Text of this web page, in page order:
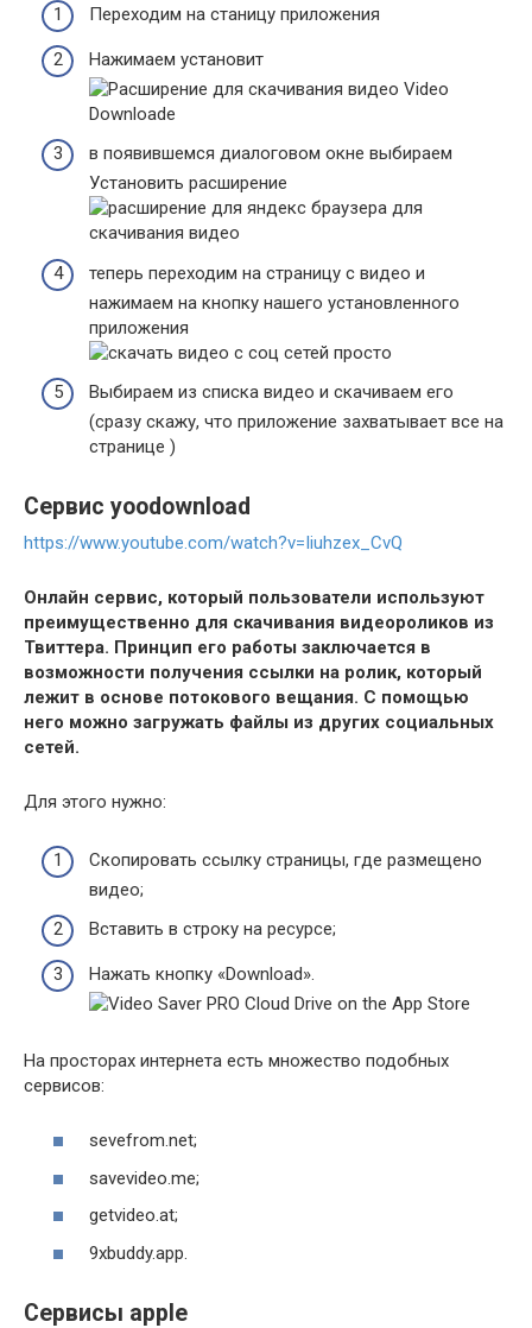
Переходим на станицу приложения
Нажимаем установит
в появившемся диалоговом окне выбираем
Установить расширение
теперь переходим на страницу с видео и
нажимаем на кнопку нашего установленного
приложения
Выбираем из списка видео и скачиваем его
(сразу скажу, что приложение захватывает все на
странице )
Сервис yoodownload
https://www.youtube.com/watch?v=Iiuhzex_CvQ
Онлайн сервис, который пользователи используют
преимущественно для скачивания видеороликов из
Твиттера. Принцип его работы заключается в
возможности получения ссылки на ролик, который
лежит в основе потокового вещания. С помощью
него можно загружать файлы из других социальных
сетей.
Для этого нужно:
Скопировать ссылку страницы, где размещено
видео;
Вставить в строку на ресурсе;
Нажать кнопку «Download».
На просторах интернета есть множество подобных
сервисов:
sevefrom.net;
savevideo.me;
getvideo.at;
9xbuddy.app.
Сервисы apple